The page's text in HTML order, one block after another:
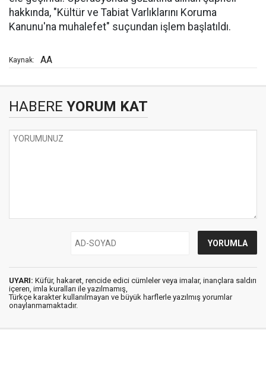
hakkında, "Kültür ve Tabiat Varlıklarını Koruma
Kanunu'na muhalefet" suçundan işlem başlatıldı.
Kaynak: AA
HABERE YORUM KAT
UYARI: Küfür, hakaret, rencide edici cümleler veya imalar, inançlara saldırı
içeren, imla kuralları ile yazılmamış,
Türkçe karakter kullanılmayan ve büyük harflerle yazılmış yorumlar
onaylanmamaktadır.